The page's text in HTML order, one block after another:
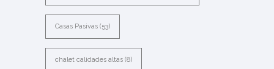
Casas Pasivas (53)
chalet calidades altas (8)